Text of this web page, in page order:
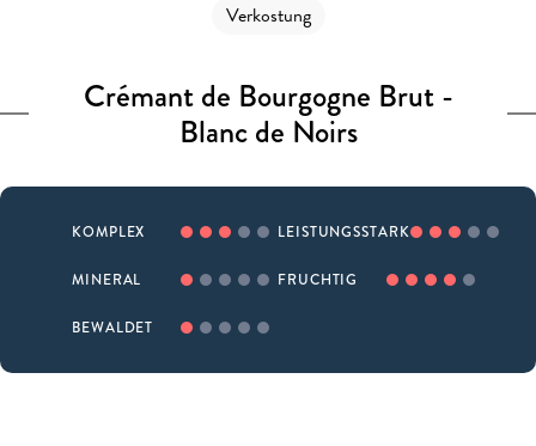
Verkostung
Crémant de Bourgogne Brut -
Blanc de Noirs
KOMPLEX LEISTUNGSSTARK
MINERAL FRUCHTIG
BEWALDET